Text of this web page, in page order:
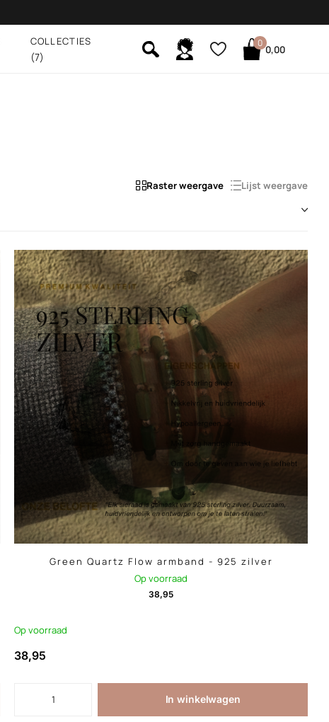
COLLECTIES
(7)
0
0,00
Raster weergave
Lijst weergave
Green Quartz Flow armband - 925 zilver
Op voorraad
38,95
Op voorraad
38,95
In winkelwagen